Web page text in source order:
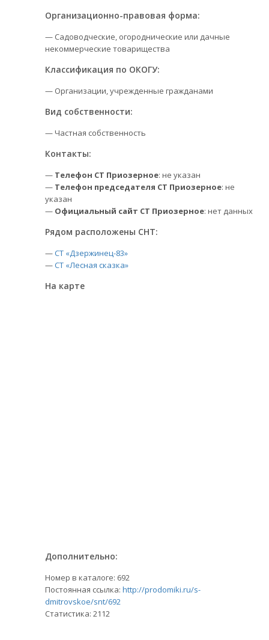
Организационно-правовая форма:
— Садоводческие, огороднические или дачные
некоммерческие товарищества
Классификация по ОКОГУ:
— Организации, учрежденные гражданами
Вид собственности:
— Частная собственность
Контакты:
— Телефон СТ Приозерное: не указан
— Телефон председателя СТ Приозерное: не
указан
— Официальный сайт СТ Приозерное: нет данных
Рядом расположены СНТ:
—СТ «Дзержинец-83»
—СТ «Лесная сказка»
На карте
Дополнительно:
Номер в каталоге: 692
Постоянная ссылка: http://prodomiki.ru/s-
dmitrovskoe/snt/692
Статистика: 2112